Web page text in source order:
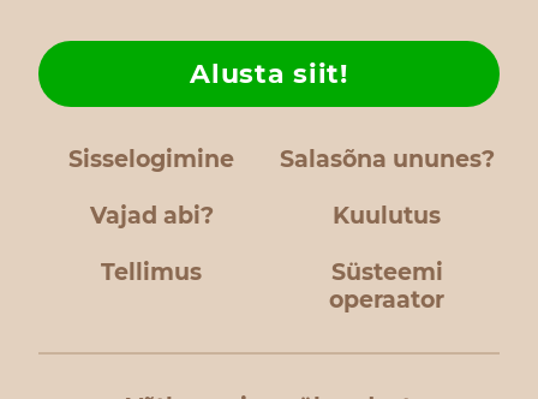
Sisselogimine Salasõna ununes?
Vajad abi?
Alusta siit!
Kuulutus
Tellimus
Süsteemi
operaator